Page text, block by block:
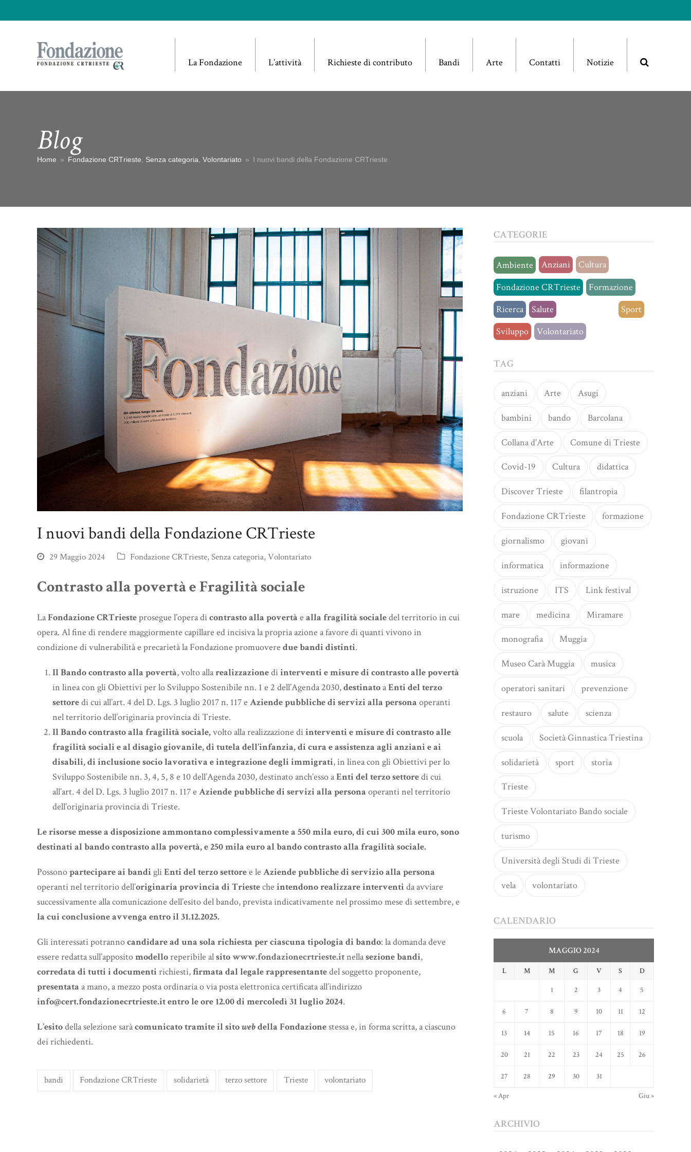
La Fondazione L’attività Richieste di contributo Bandi Arte Contatti Notizie
Blog
Home » Fondazione CRTrieste Senza categoria Volontariato » I nuovi bandi della Fondazione CRTrieste
I nuovi bandi della Fondazione CRTrieste
29 Maggio 2024 Fondazione CRTrieste,Senza categoria,Volontariato
Contrasto alla povertà e Fragilità sociale
LaFondazione CRTriesteprosegue l’opera dicontrasto alla povertà e alla fragilità socialedel territorio in cui
opera. Al fine di rendere maggiormente capillare ed incisiva la propria azione a favore di quanti vivono in
condizione di vulnerabilità e precarietà la Fondazione promuovere due bandi distinti.
Il Bando contrasto alla povertà, volto allarealizzazionediinterventi e misure di contrasto alle povertà
in linea con gli Obiettivi per lo Sviluppo Sostenibile nn. 1 e 2 dell’Agenda 2030,destinatoaEnti del terzo
settoredi cui all’art. 4 del D. Lgs. 3 luglio 2017 n. 117 e Aziende pubbliche di servizi alla persona operanti
nel territorio dell’originaria provincia di Trieste.
Il Bando contrasto alla fragilità sociale,volto alla realizzazione diinterventi e misure di contrasto alle
fragilità sociali e al disagio giovanile, di tutela dell’infanzia, di cura e assistenza agli anziani e ai
disabili, di inclusione socio lavorativa e integrazione degli immigrati, in linea con gli Obiettivi per lo
Sviluppo Sostenibile nn. 3, 4, 5, 8 e 10 dell’Agenda 2030, destinato anch’esso aEnti del terzo settoredi cui
all’art. 4 del D. Lgs. 3 luglio 2017 n. 117 e Aziende pubbliche di servizi alla persona operanti nel territorio
dell’originaria provincia di Trieste.
Le risorse messe a disposizione ammontano complessivamente a 550 mila euro, di cui 300 mila euro, sono
destinati al bando contrasto alla povertà, e 250 mila euro al bando contrasto alla fragilità sociale.
Possonopartecipare ai bandi gliEnti del terzo settoree le Aziende pubbliche di servizio alla persona
operanti nel territorio dell’originaria provincia di Triesteche intendono realizzareinterventi da avviare
successivamente alla comunicazione dell’esito del bando, prevista indicativamente nel prossimo mese di settembre, e
la cui conclusione avvenga entro il 31.12.2025.
Gli interessati potrannocandidare ad una sola richiesta per ciascuna tipologia di bando: la domanda deve
essere redatta sull’appositomodelloreperibile alsitowww.fondazionecrtrieste.itnellasezione bandi,
corredata di tutti i documenti richiesti,firmata dal legale rappresentantedel soggetto proponente,
presentata a mano, a mezzo posta ordinaria o via posta elettronica certificata all’indirizzo
info@cert.fondazionecrtrieste.itentro le ore 12.00 di mercoledì 31 luglio 2024.
L’esitodella selezione saràcomunicato tramite il sitowebdella Fondazionestessa e, in forma scritta, a ciascuno
dei richiedenti.
bandi Fondazione CRTrieste solidarietà terzo settore Trieste volontariato
CATEGORIE
Ambiente Anziani
Cultura
Fondazione CRTrieste
Formazione
Ricerca
Salute
Sport
Sviluppo
Volontariato
TAG
anziani Arte Asugi
bambini bando Barcolana
Collana d'Arte Comune di Trieste
Covid-19 Cultura didattica
Discover Trieste filantropia
Fondazione CRTrieste formazione
giornalismo giovani
informatica informazione
istruzione ITS Link festival
mare medicina Miramare
monografia Muggia
Museo Carà Muggia musica
operatori sanitari prevenzione
restauro salute scienza
scuola Società Ginnastica Triestina
solidarietà sport storia
Trieste
Trieste Volontariato Bando sociale
turismo
Università degli Studi di Trieste
vela volontariato
CALENDARIO
MAGGIO 2024
L M M G V S D
1 2 3 4 5
6 7 8 9 10 11 12
13 14 15 16 17 18 19
20 21 22 23 24 25 26
27 28 29 30 31
« Apr Giu »
ARCHIVIO